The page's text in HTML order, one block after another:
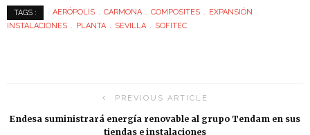
TAGS : AERÓPOLIS CARMONA COMPOSITES
EXPANSIÓN
INSTALACIONES
PLANTA SEVILLA SOFITEC
PREVIOUS ARTICLE
Endesa suministrará energía renovable al grupo Tendam en sus
tiendas e instalaciones